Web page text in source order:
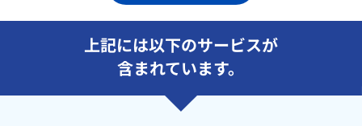
上記には以下のサービスが
含まれています。